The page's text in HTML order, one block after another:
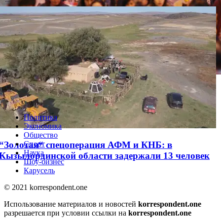
предложили в два раза сократить
Земли
спецоперация АФМ и КНБ: в
области задержали 13 человек
Политика
Экономика
Общество
Спорт
Наука
Шоу-бизнес
Карусель
© 2021 korrespondent.one
Использование материалов и новостей korrespondent.one
разрешается при условии ссылки на korrespondent.one